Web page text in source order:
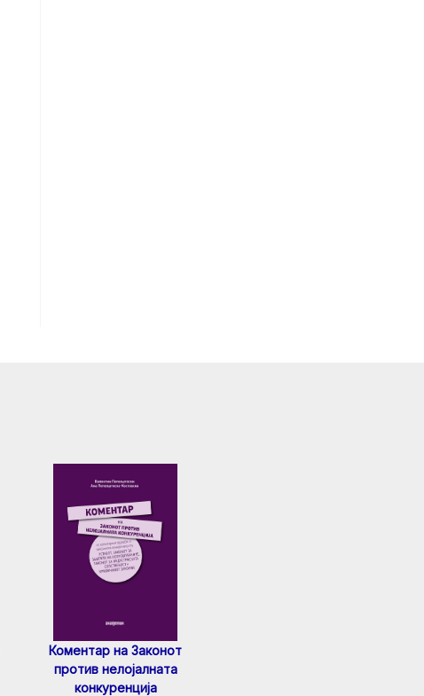
Коментар на Законот
против нелојалната
конкуренција